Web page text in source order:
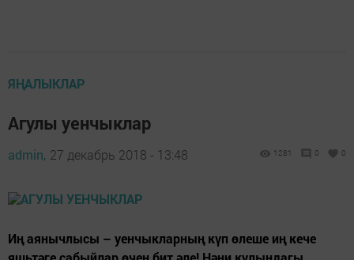
ЯҢАЛЫКЛАР
Агулы уенчыклар
admin, 27 декабрь 2018 - 13:48 1281 0 0
Иң аянычлысы – уенчыкларның күп өлеше иң кече